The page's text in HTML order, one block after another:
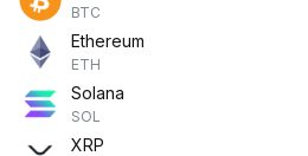
BTC
Ethereum
ETH
Solana
SOL
XRP